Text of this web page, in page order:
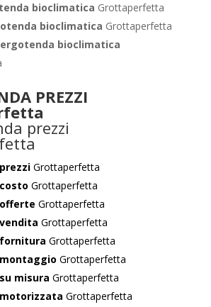
bioclimatica Grottaperfetta
bioclimatica Grottaperfetta
bioclimatica
PREZZI
Grottaperfetta
Grottaperfetta
Grottaperfetta
Grottaperfetta
Grottaperfetta
Grottaperfetta
misura Grottaperfetta
Grottaperfetta